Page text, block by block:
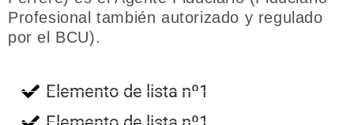
Profesional también autorizado y regulado
por el BCU).
Elemento de lista nº1